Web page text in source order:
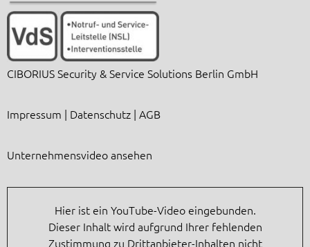
CIBORIUS Security & Service Solutions Berlin GmbH
Impressum | Datenschutz | AGB
Unternehmensvideo ansehen
Hier ist ein YouTube-Video eingebunden.
Dieser Inhalt wird aufgrund Ihrer fehlenden
Zustimmung zu Drittanbieter-Inhalten nicht